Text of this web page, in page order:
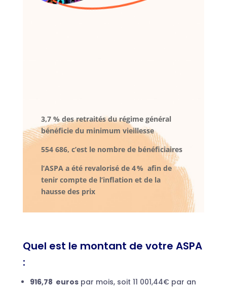
3,7 % des retraités du régime général
bénéficie du minimum vieillesse
554 686, c’est le nombre de bénéficiaires
l’ASPA a été revalorisé de 4 % afin de
tenir compte de l’inflation et de la
hausse des prix
Quel est le montant de votre ASPA
:
916,78 euros par mois, soit 11 001,44€ par an